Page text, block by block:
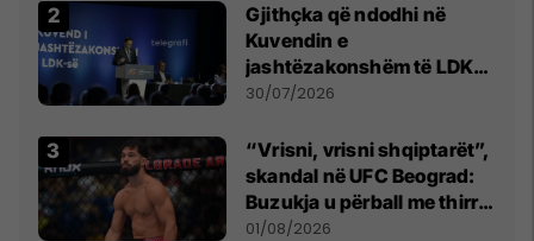
Gjithçka që ndodhi në
Kuvendin e
jashtëzakonshëm të LDK-
së
30/07/2026
“Vrisni, vrisni shqiptarët”,
skandal në UFC Beograd:
Buzukja u përball me thirrje
anti-shqiptare nga
01/08/2026